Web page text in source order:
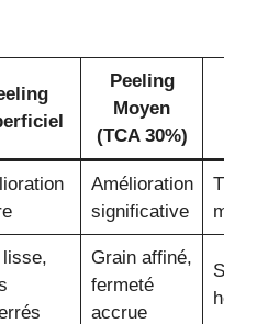
Peeling
Moyen
(TCA 30%)
Amélioration
significative
Grain affiné,
fermeté
accrue